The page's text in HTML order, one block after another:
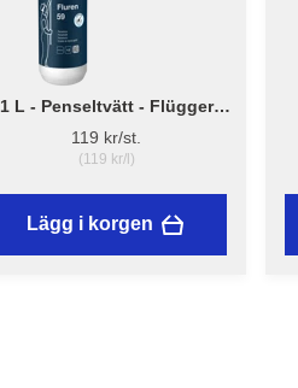
1 L - Penseltvätt - Flügger
Fluren 59
119 kr/st.
(119 kr/l)
Lägg i korgen